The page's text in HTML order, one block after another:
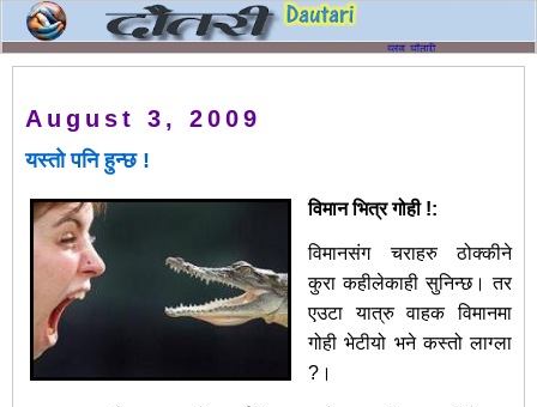
August 3, 2009
यस्तो पनि हुन्छ !
विमान भित्र गोही !:
विमानसंग चराहरु ठोक्कीने
कुरा कहीलेकाही सुनिन्छ। तर
एउटा यात्रु वाहक विमानमा
गोही भेटीयो भने कस्तो लाग्ला
?।